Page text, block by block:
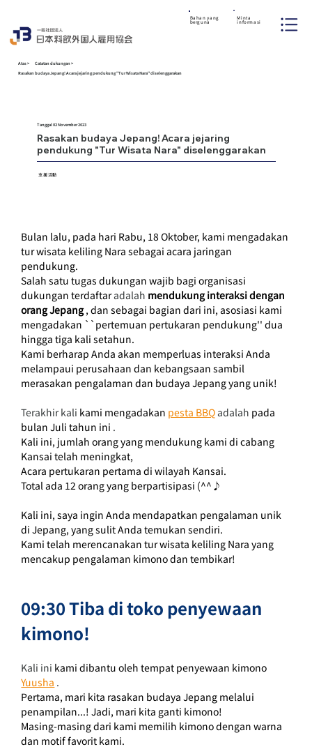
Bahan yang
berguna
Minta
informasi
支援活動
Atas> Catatan dukungan>
Rasakan budaya Jepang! Acara jejaring pendukung "Tur Wisata Nara" diselenggarakan
Tanggal 02 November 2023
Rasakan budaya Jepang! Acara jejaring
pendukung "Tur Wisata Nara" diselenggarakan
支援活動
Bulan lalu, pada hari Rabu, 18 Oktober, kami mengadakan
tur wisata keliling Nara sebagai acara jaringan
pendukung.
Salah satu tugas dukungan wajib bagi organisasi
dukungan terdaftar adalah mendukung interaksi dengan
orang Jepang, dan sebagai bagian dari ini, asosiasi kami
mengadakan ``pertemuan pertukaran pendukung'' dua
hingga tiga kali setahun.
Kami berharap Anda akan memperluas interaksi Anda
melampaui perusahaan dan kebangsaan sambil
merasakan pengalaman dan budaya Jepang yang unik!
Terakhir kali kami mengadakan pesta BBQ adalah pada
bulan Juli tahun ini .
Kali ini, jumlah orang yang mendukung kami di cabang
Kansai telah meningkat,
Acara pertukaran pertama di wilayah Kansai.
Total ada 12 orang yang berpartisipasi (^^♪
Kali ini, saya ingin Anda mendapatkan pengalaman unik
di Jepang, yang sulit Anda temukan sendiri.
Kami telah merencanakan tur wisata keliling Nara yang
mencakup pengalaman kimono dan tembikar!
09:30 Tiba di toko penyewaan
kimono!
Kali ini kami dibantu oleh tempat penyewaan kimono
Yuusha .
Pertama, mari kita rasakan budaya Jepang melalui
penampilan...! Jadi, mari kita ganti kimono!
Masing-masing dari kami memilih kimono dengan warna
dan motif favorit kami.